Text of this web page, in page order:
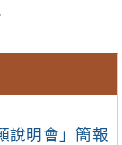
說明會」簡報